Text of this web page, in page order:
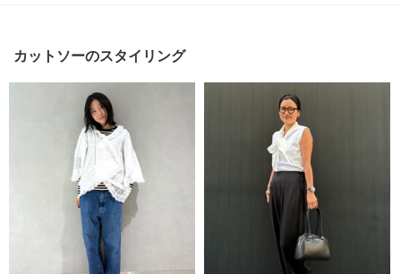
カットソーのスタイリング